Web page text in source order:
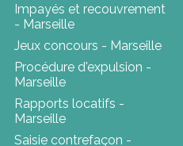
Impayés et recouvrement
- Marseille
Jeux concours - Marseille
Procédure d'expulsion -
Marseille
Rapports locatifs -
Marseille
Saisie contrefaçon -